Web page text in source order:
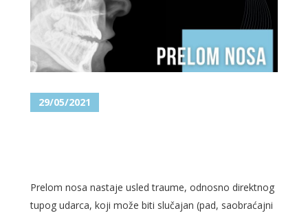
29/05/2021
Prelom nosa nastaje usled traume, odnosno direktnog
tupog udarca, koji može biti slučajan (pad, saobraćajni